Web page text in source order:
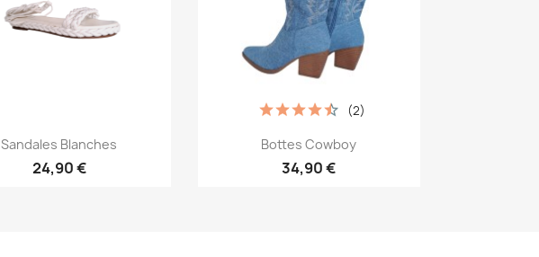
Aperçu rapide
Sandales Blanches
24,90 €
Aperçu rapide
Bottes Cowboy
34,90 €
(2)